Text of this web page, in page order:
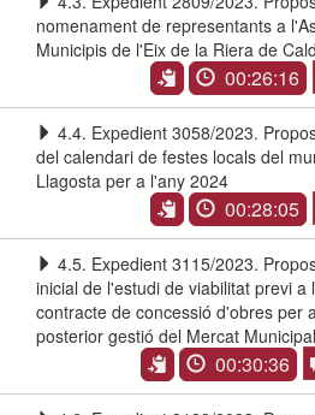
nomenament de representants a
Municipis de l'Eix de la Riera de
00:26:16
4.4. Expedient 3058/2023.
del calendari de festes locals del
Llagosta per a l'any 2024
00:28:05
4.5. Expedient 3115/2023.
inicial de l'estudi de viabilitat previ a
contracte de concessió d'obres per
posterior gestió del Mercat
00:30:36